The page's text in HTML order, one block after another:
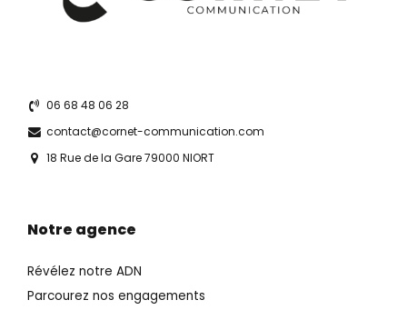
06 68 48 06 28
contact@cornet-communication.com
18 Rue de la Gare 79000 NIORT
Notre agence
Révélez notre ADN
Parcourez nos engagements